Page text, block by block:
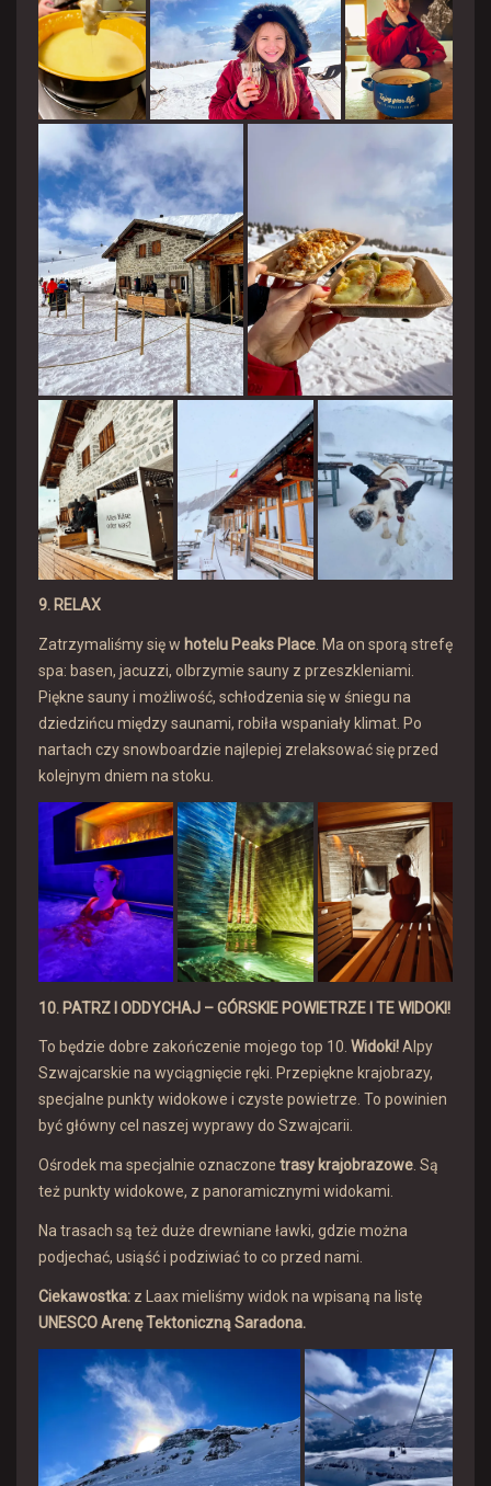
9. RELAX
Zatrzymaliśmy się w hotelu Peaks Place. Ma on sporą strefę
spa: basen, jacuzzi, olbrzymie sauny z przeszkleniami.
Piękne sauny i możliwość, schłodzenia się w śniegu na
dziedzińcu między saunami, robiła wspaniały klimat. Po
nartach czy snowboardzie najlepiej zrelaksować się przed
kolejnym dniem na stoku.
10. PATRZ I ODDYCHAJ – GÓRSKIE POWIETRZE I TE WIDOKI!
To będzie dobre zakończenie mojego top 10. Widoki!Alpy
Szwajcarskie na wyciągnięcie ręki. Przepiękne krajobrazy,
specjalne punkty widokowe i czyste powietrze. To powinien
być główny cel naszej wyprawy do Szwajcarii.
Ośrodek ma specjalnie oznaczone trasy krajobrazowe. Są
też punkty widokowe, z panoramicznymi widokami.
Na trasach są też duże drewniane ławki, gdzie można
podjechać, usiąść i podziwiać to co przed nami.
Ciekawostka: z Laax mieliśmy widok na wpisaną na listę
UNESCO Arenę Tektoniczną Saradona.